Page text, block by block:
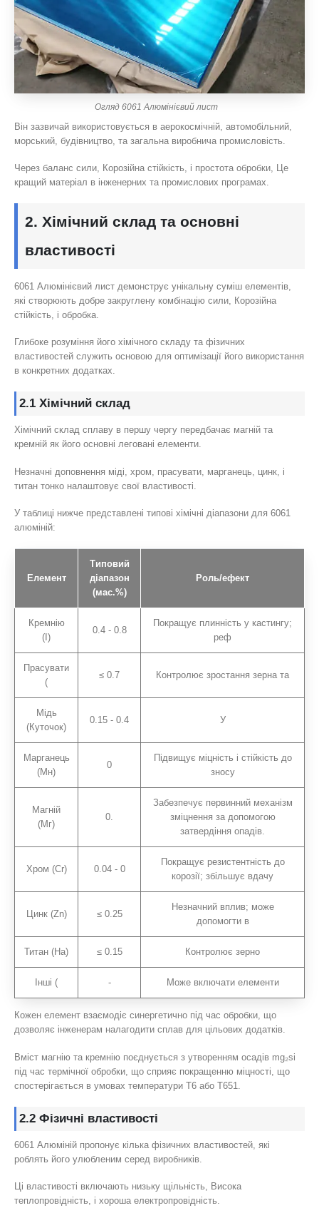
Огляд 6061 Алюмінієвий лист
Він зазвичай використовується в аерокосмічній, автомобільний,
морський, будівництво, та загальна виробнича промисловість.
Через баланс сили, Корозійна стійкість, і простота обробки, Це
кращий матеріал в інженерних та промислових програмах.
2. Хімічний склад та основні
властивості
6061 Алюмінієвий лист демонструє унікальну суміш елементів,
які створюють добре закруглену комбінацію сили, Корозійна
стійкість, і обробка.
Глибоке розуміння його хімічного складу та фізичних
властивостей служить основою для оптимізації його використання
в конкретних додатках.
2.1 Хімічний склад
Хімічний склад сплаву в першу чергу передбачає магній та
кремній як його основні леговані елементи.
Незначні доповнення міді, хром, прасувати, марганець, цинк, і
титан тонко налаштовує свої властивості.
У таблиці нижче представлені типові хімічні діапазони для 6061
алюміній:
Елемент
Типовий
діапазон
(мас.%)
Роль/ефект
Кремнію
(І)
0.4 - 0.8
Покращує плинність у кастингу;
реф
Прасувати
(
≤ 0.7 Контролює зростання зерна та
Мідь
(Куточок)
0.15 - 0.4 У
Марганець
(Мн)
0
Підвищує міцність і стійкість до
зносу
Магній
(Мг)
0.
Забезпечує первинний механізм
зміцнення за допомогою
затвердіння опадів.
Хром (Cr) 0.04 - 0
Покращує резистентність до
корозії; збільшує вдачу
Цинк (Zn) ≤ 0.25
Незначний вплив; може
допомогти в
Титан (На) ≤ 0.15 Контролює зерно
Інші ( - Може включати елементи
Кожен елемент взаємодіє синергетично під час обробки, що
дозволяє інженерам налагодити сплав для цільових додатків.
Вміст магнію та кремнію поєднується з утворенням осадів mg₂si
під час термічної обробки, що сприяє покращенню міцності, що
спостерігається в умовах температури Т6 або Т651.
2.2 Фізичні властивості
6061 Алюміній пропонує кілька фізичних властивостей, які
роблять його улюбленим серед виробників.
Ці властивості включають низьку щільність, Висока
теплопровідність, і хороша електропровідність.